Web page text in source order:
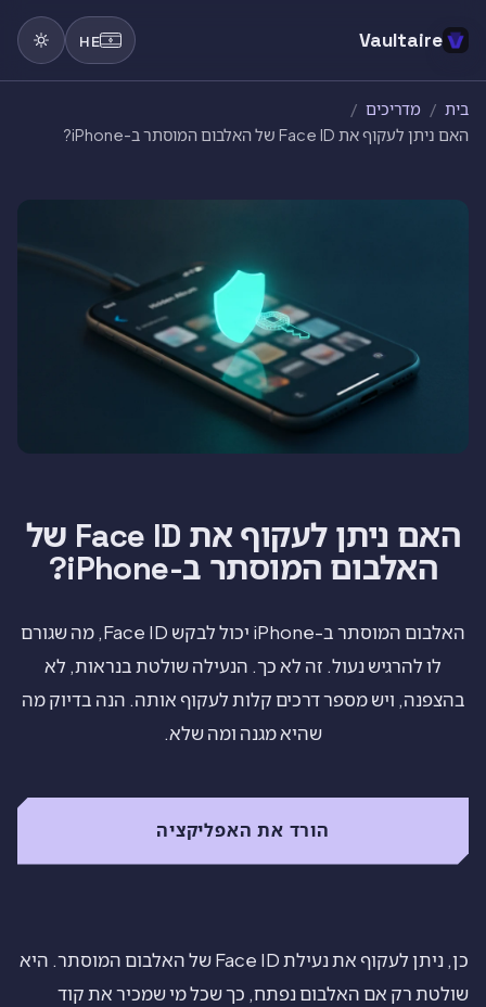
Vaultaire
HE
בית / מדריכים /
האם ניתן לעקוף את Face ID של האלבום המוסתר ב-iPhone?
האם ניתן לעקוף את Face ID של
האלבום המוסתר ב-iPhone?
האלבום המוסתר ב-iPhone יכול לבקש Face ID, מה שגורם
לו להרגיש נעול. זה לא כך. הנעילה שולטת בנראות, לא
בהצפנה, ויש מספר דרכים קלות לעקוף אותה. הנה בדיוק מה
שהיא מגנה ומה שלא.
הורד את האפליקציה
כן, ניתן לעקוף את נעילת Face ID של האלבום המוסתר. היא
שולטת רק אם האלבום נפתח, כך שכל מי שמכיר את קוד